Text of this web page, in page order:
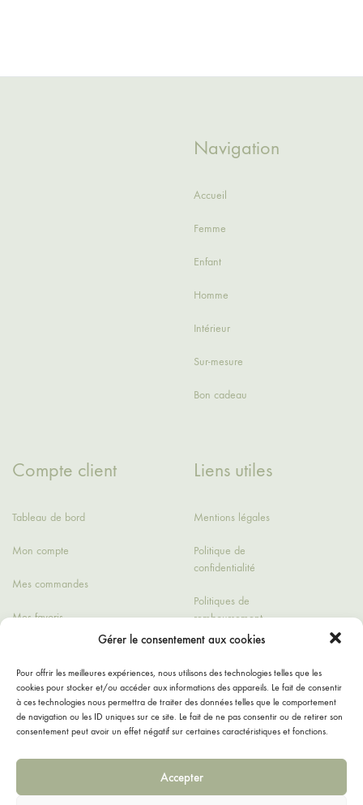
Gérer le consentement aux cookies
Pour offrir les meilleures expériences, nous utilisons des technologies telles que les
cookies pour stocker et/ou accéder aux informations des appareils. Le fait de consentir
à ces technologies nous permettra de traiter des données telles que le comportement
de navigation ou les ID uniques sur ce site. Le fait de ne pas consentir ou de retirer son
consentement peut avoir un effet négatif sur certaines caractéristiques et fonctions.
Accepter
Navigation
Accueil
Femme
Enfant
Homme
Intérieur
Sur-mesure
Bon cadeau
Compte client
Tableau de bord
Mon compte
Mes commandes
Mes favoris
Liens utiles
Mentions légales
Politique de
confidentialité
Politiques de
remboursement
de ventes
Contact